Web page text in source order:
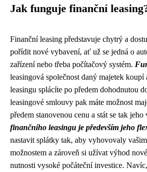
Jak funguje finanční
Finanční leasing představuje chytrý a
pořídit nové vybavení, ať už se jedná o
zařízení nebo třeba počítačový systém.
leasingová společnost daný majetek
leasingu splácíte po předem dohodnutou
leasingové smlouvy pak máte možnost
předem stanovenou cenu a stát se tak jeho
finančního leasingu je především jeho
nastavit splátky tak, aby vyhovovaly
možnostem a zároveň si užívat výhod
nutnosti vysoké počáteční investice.